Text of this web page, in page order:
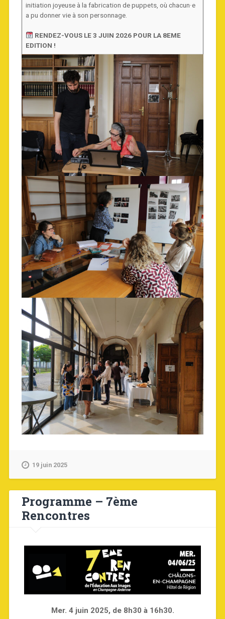
initiation joyeuse à la fabrication de puppets, où chacun·e
a pu donner vie à son personnage.
RENDEZ-VOUS LE 3 JUIN 2026 POUR LA 8EME
EDITION !
19 juin 2025
Programme – 7ème
Rencontres
Mer. 4 juin 2025, de 8h30 à 16h30.